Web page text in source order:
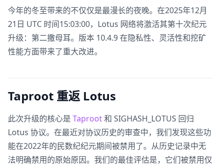
今年的冬至带来的不仅仅是最漫长的夜晚。在2025年12月
21日 UTC 时间15:03:00，Lotus 网络将激活其第十次纪元
升级：第二撒母耳。版本 10.4.9 在隐私性、灵活性和挖矿
性能方面带来了重大改进。
Taproot 重返 Lotus
此次升级的核心是 Taproot和 SIGHASH_LOTUS 回归
Lotus 协议。在最近对协议历史的审查中，我们发现这些功
能在2022年的民数纪纪元期间被禁用了。从历史记录中无
法明确禁用的原始原因。我们的最佳评估是，它们被禁用仅